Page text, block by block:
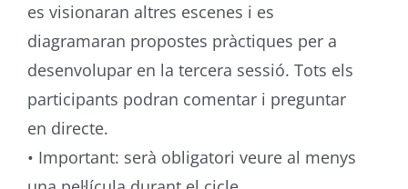
es visionaran altres escenes i es
diagramaran propostes pràctiques per a
desenvolupar en la tercera sessió. Tots els
participants podran comentar i preguntar
en directe.
• Important: serà obligatori veure al menys